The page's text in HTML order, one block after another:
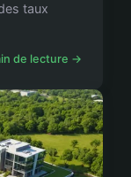
taux
de lecture →